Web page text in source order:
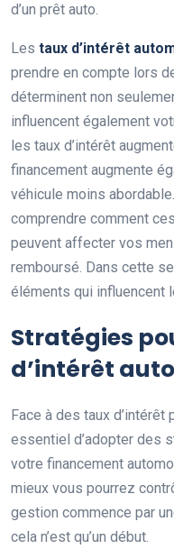
d’un prêt auto.
Les taux d’intérêt
prendre en compte lors
déterminent non
influencent également
les taux d’intérêt
financement augmente
véhicule moins
comprendre comment
peuvent affecter vos
remboursé. Dans cette
éléments qui influencent
Stratégies
d’intérêt
Face à des taux
essentiel d’adopter des
votre financement
mieux vous pourrez
gestion commence par
cela n’est qu’un début.